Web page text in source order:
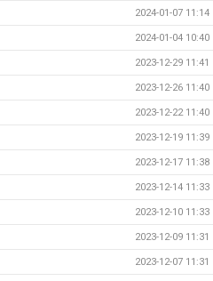
2024-01-07 11:14
2024-01-04 10:40
2023-12-29 11:41
2023-12-26 11:40
2023-12-22 11:40
2023-12-19 11:39
2023-12-17 11:38
2023-12-14 11:33
2023-12-10 11:33
2023-12-09 11:31
2023-12-07 11:31